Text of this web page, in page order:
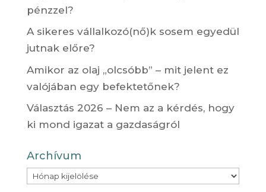
pénzzel?
A sikeres vállalkozó(nő)k sosem egyedül
jutnak előre?
Amikor az olaj „olcsóbb” – mit jelent ez
valójában egy befektetőnek?
Választás 2026 – Nem az a kérdés, hogy
ki mond igazat a gazdaságról
Archívum
Archívum